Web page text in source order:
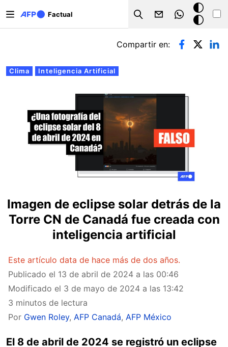
Factual
Search
Modo
oscuro
Solapas principales
Clima Inteligencia Artificial
Compartir en:
Imagen de eclipse solar detrás de la
Torre CN de Canadá fue creada con
inteligencia artificial
Este artículo data de hace más de dos años.
Publicado el 13 de abril de 2024 a las 00:46
Modificado el 3 de mayo de 2024 a las 13:42
3 minutos de lectura
Por Gwen Roley, AFP Canadá, AFP México
El 8 de abril de 2024 se registró un eclipse